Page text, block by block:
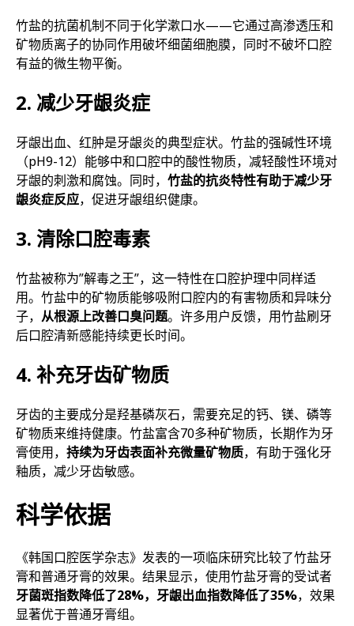
竹盐的抗菌机制不同于化学漱口水——它通过高渗透压和
矿物质离子的协同作用破坏细菌细胞膜，同时不破坏口腔
有益的微生物平衡。
2. 减少牙龈炎症
牙龈出血、红肿是牙龈炎的典型症状。竹盐的强碱性环境
（pH9-12）能够中和口腔中的酸性物质，减轻酸性环境对
牙龈的刺激和腐蚀。同时， 竹盐的抗炎特性有助于减少牙
龈炎症反应，促进牙龈组织健康。
3. 清除口腔毒素
竹盐被称为”解毒之王”，这一特性在口腔护理中同样适
用。竹盐中的矿物质能够吸附口腔内的有害物质和异味分
子， 从根源上改善口臭问题。许多用户反馈，用竹盐刷牙
后口腔清新感能持续更长时间。
4. 补充牙齿矿物质
牙齿的主要成分是羟基磷灰石，需要充足的钙、镁、磷等
矿物质来维持健康。竹盐富含70多种矿物质，长期作为牙
膏使用， 持续为牙齿表面补充微量矿物质，有助于强化牙
釉质，减少牙齿敏感。
科学依据
《韩国口腔医学杂志》发表的一项临床研究比较了竹盐牙
膏和普通牙膏的效果。结果显示，使用竹盐牙膏的受试者
牙菌斑指数降低了28%，牙龈出血指数降低了35%，效果
显著优于普通牙膏组。